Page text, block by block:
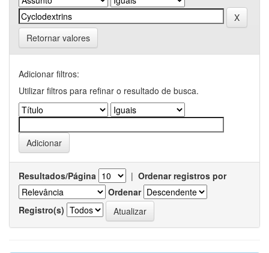
Retornar valores
Adicionar filtros:
Utilizar filtros para refinar o resultado de busca.
Resultados/Página | Ordenar registros por
Ordenar
Registro(s)